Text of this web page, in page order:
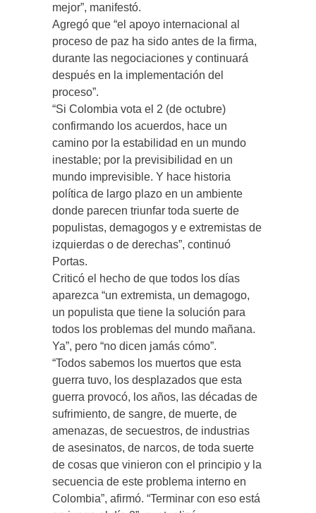
mejor”, manifestó.
Agregó que “el apoyo internacional al
proceso de paz ha sido antes de la firma,
durante las negociaciones y continuará
después en la implementación del
proceso”.
“Si Colombia vota el 2 (de octubre)
confirmando los acuerdos, hace un
camino por la estabilidad en un mundo
inestable; por la previsibilidad en un
mundo imprevisible. Y hace historia
política de largo plazo en un ambiente
donde parecen triunfar toda suerte de
populistas, demagogos y e extremistas de
izquierdas o de derechas”, continuó
Portas.
Criticó el hecho de que todos los días
aparezca “un extremista, un demagogo,
un populista que tiene la solución para
todos los problemas del mundo mañana.
Ya”, pero “no dicen jamás cómo”.
“Todos sabemos los muertos que esta
guerra tuvo, los desplazados que esta
guerra provocó, los años, las décadas de
sufrimiento, de sangre, de muerte, de
amenazas, de secuestros, de industrias
de asesinatos, de narcos, de toda suerte
de cosas que vinieron con el principio y la
secuencia de este problema interno en
Colombia”, afirmó. “Terminar con eso está